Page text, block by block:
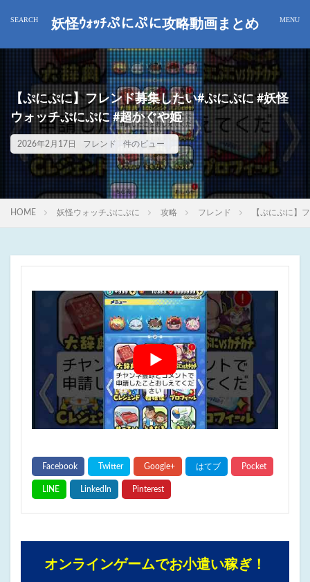
妖怪ｳｫｯﾁぷにぷに攻略動画まとめ
【ぷにぷに】フレンド募集したい#ぷにぷに #妖怪
ウォッチぷにぷに #超かぐや姫
2026年2月17日 フレンド 件のビュー
HOME 妖怪ウォッチぷにぷに 攻略 フレンド 【ぷにぷに】
オンラインゲームでお小遣い稼ぎ！